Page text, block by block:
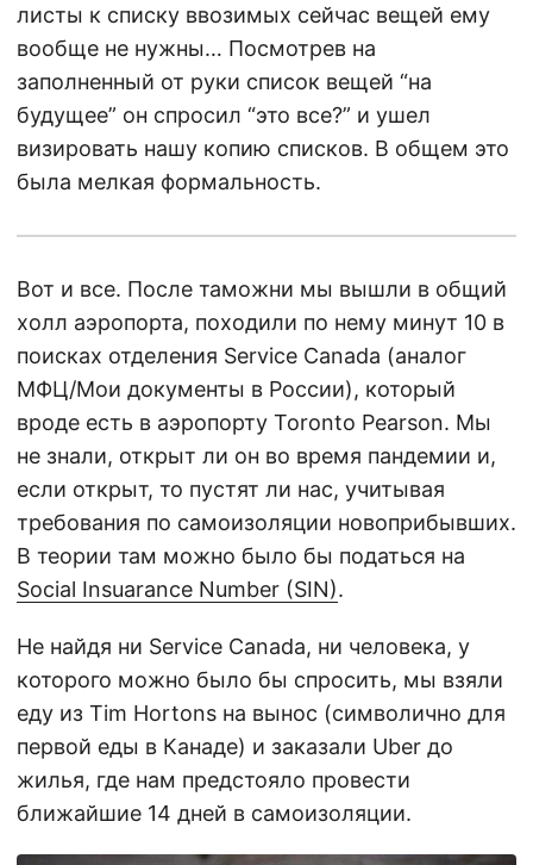
листы к списку ввозимых сейчас вещей ему
вообще не нужны… Посмотрев на
заполненный от руки список вещей “на
будущее” он спросил “это все?” и ушел
визировать нашу копию списков. В общем это
была мелкая формальность.
Вот и все. После таможни мы вышли в общий
холл аэропорта, походили по нему минут 10 в
поисках отделения Service Canada (аналог
МФЦ/Мои документы в России), который
вроде есть в аэропорту Toronto Pearson. Мы
не знали, открыт ли он во время пандемии и,
если открыт, то пустят ли нас, учитывая
требования по самоизоляции новоприбывших.
В теории там можно было бы податься на
Social Insuarance Number (SIN).
Не найдя ни Service Canada, ни человека, у
которого можно было бы спросить, мы взяли
еду из Tim Hortons на вынос (символично для
первой еды в Канаде) и заказали Uber до
жилья, где нам предстояло провести
ближайшие 14 дней в самоизоляции.